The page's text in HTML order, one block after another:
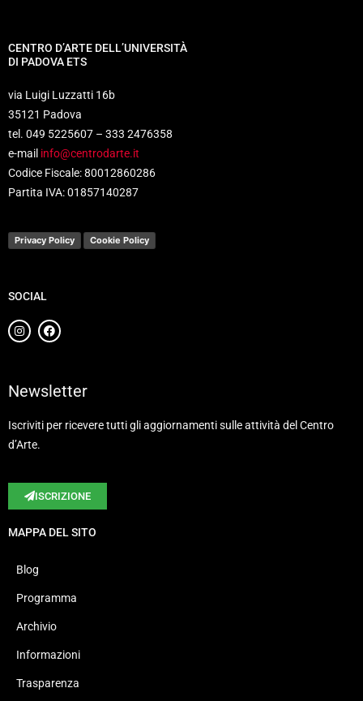
CENTRO D’ARTE DELL’UNIVERSITÀ
DI PADOVA ETS
via Luigi Luzzatti 16b
35121 Padova
tel. 049 5225607 – 333 2476358
e-mail info@centrodarte.it
Codice Fiscale: 80012860286
Partita IVA: 01857140287
Privacy Policy Cookie Policy
SOCIAL
Newsletter
Iscriviti per ricevere tutti gli aggiornamenti sulle attività del Centro
d’Arte.
ISCRIZIONE
MAPPA DEL SITO
Blog
Programma
Archivio
Informazioni
Trasparenza